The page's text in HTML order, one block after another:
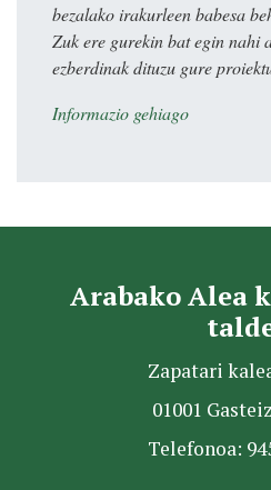
bezalako irakurleen babesa
Zuk ere gurekin bat egin nahi
ezberdinak dituzu gure
Informazio gehiago
Arabako Alea
Zapatari
01001
Telefonoa: